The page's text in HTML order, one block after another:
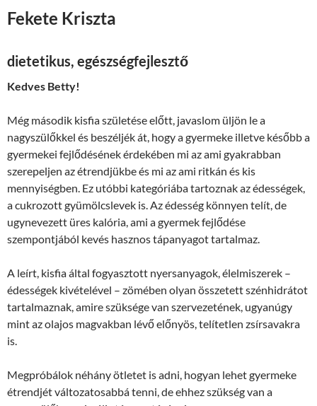
Fekete Kriszta
dietetikus, egészségfejlesztő
Kedves Betty!
Még második kisfia születése előtt, javaslom üljön le a
nagyszülőkkel és beszéljék át, hogy a gyermeke illetve később a
gyermekei fejlődésének érdekében mi az ami gyakrabban
szerepeljen az étrendjükbe és mi az ami ritkán és kis
mennyiségben. Ez utóbbi kategóriába tartoznak az édességek,
a cukrozott gyümölcslevek is. Az édesség könnyen telít, de
ugynevezett üres kalória, ami a gyermek fejlődése
szempontjából kevés hasznos tápanyagot tartalmaz.
A leírt, kisfia által fogyasztott nyersanyagok, élelmiszerek –
édességek kivételével – zömében olyan összetett szénhidrátot
tartalmaznak, amire szüksége van szervezetének, ugyanúgy
mint az olajos magvakban lévő előnyös, telítetlen zsírsavakra
is.
Megpróbálok néhány ötletet is adni, hogyan lehet gyermeke
étrendjét változatosabbá tenni, de ehhez szükség van a